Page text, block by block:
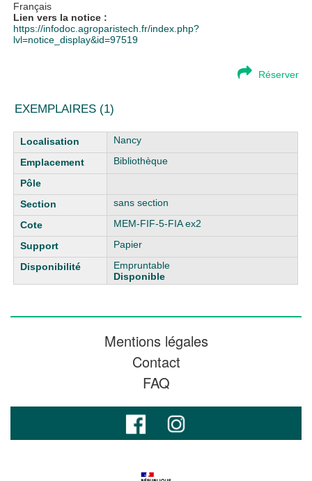
Français
Lien vers la notice :
https://infodoc.agroparistech.fr/index.php?
lvl=notice_display&id=97519
Réserver
EXEMPLAIRES (1)
Liste des exemplaires
Nancy
Bibliothèque
sans section
MEM-FIF-5-FIA ex2
Papier
Empruntable
Disponible
Mentions légales
Contact
FAQ